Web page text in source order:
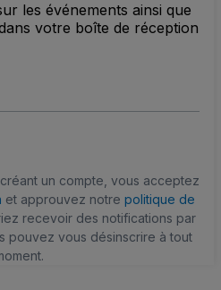
les événements ainsi que
votre boîte de réception
un compte, vous acceptez
et approuvez notre politique de
recevoir des notifications par
pouvez vous désinscrire à tout